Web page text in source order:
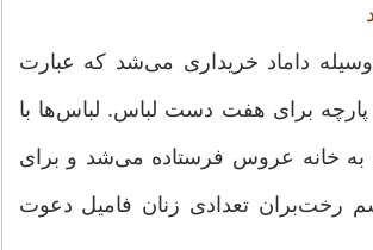
داماد خریدارى مى‌شد که عبارت
براى هفت دست لباس. لباس‌ها با
خانه عروس فرستاده مى‌شد و براى
رخت‌بران تعدادى زنان فامیل دعوت